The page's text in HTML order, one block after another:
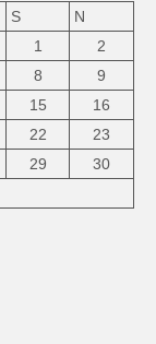
S
N
1
2
8
9
15
16
22
23
29
30